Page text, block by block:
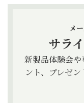
メ
サラ
新製品体験会
ント、プレゼ